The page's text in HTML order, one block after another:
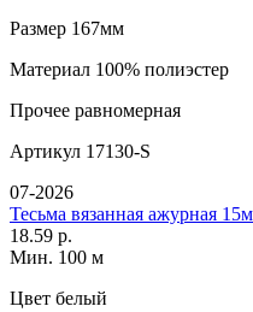
Размер 167мм
Материал 100% полиэстер
Прочее равномерная
Артикул 17130-S
07-2026
Тесьма вязанная ажурная
18.59 р.
Мин. 100 м
Цвет белый